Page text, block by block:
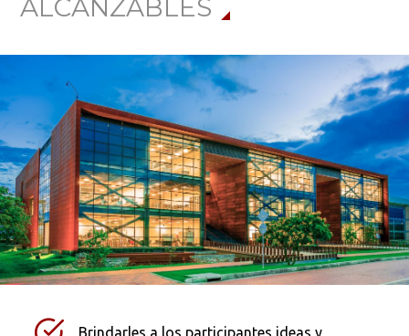
ALCANZABLES
Brindarles a los participantes ideas y